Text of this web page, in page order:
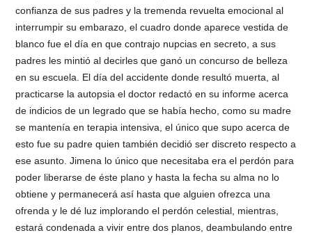
confianza de sus padres y la tremenda revuelta emocional al
interrumpir su embarazo, el cuadro donde aparece vestida de
blanco fue el día en que contrajo nupcias en secreto, a sus
padres les mintió al decirles que ganó un concurso de belleza
en su escuela. El día del accidente donde resultó muerta, al
practicarse la autopsia el doctor redactó en su informe acerca
de indicios de un legrado que se había hecho, como su madre
se mantenía en terapia intensiva, el único que supo acerca de
esto fue su padre quien también decidió ser discreto respecto a
ese asunto. Jimena lo único que necesitaba era el perdón para
poder liberarse de éste plano y hasta la fecha su alma no lo
obtiene y permanecerá así hasta que alguien ofrezca una
ofrenda y le dé luz implorando el perdón celestial, mientras,
estará condenada a vivir entre dos planos, deambulando entre